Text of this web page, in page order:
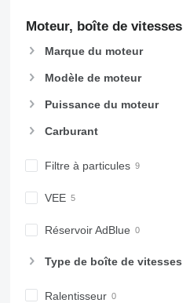
990
992
C-series
CB
E-series
GC
M-series
PM
Moteur, boîte de vitesses
Marque du moteur
Modèle de moteur
Puissance du moteur
Carburant
Filtre à particules
VEE
Réservoir AdBlue
Type de boîte de vitesses
Ralentisseur